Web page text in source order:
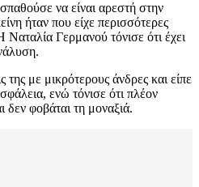
να είναι αρεστή στην
ήταν που είχε περισσότερες
Ναταλία Γερμανού τόνισε ότι έχει
της με μικρότερους άνδρες και είπε
ενώ τόνισε ότι πλέον
δεν φοβάται τη μοναξιά.